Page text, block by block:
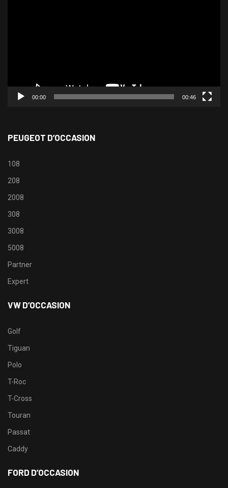
00:00 00:46
PEUGEOT D’OCCASION
108
208
2008
308
3008
5008
Partner
Expert
VW D’OCCASION
Golf
Tiguan
Polo
T-Roc
T-Cross
Touran
Passat
Caddy
FORD D’OCCASION